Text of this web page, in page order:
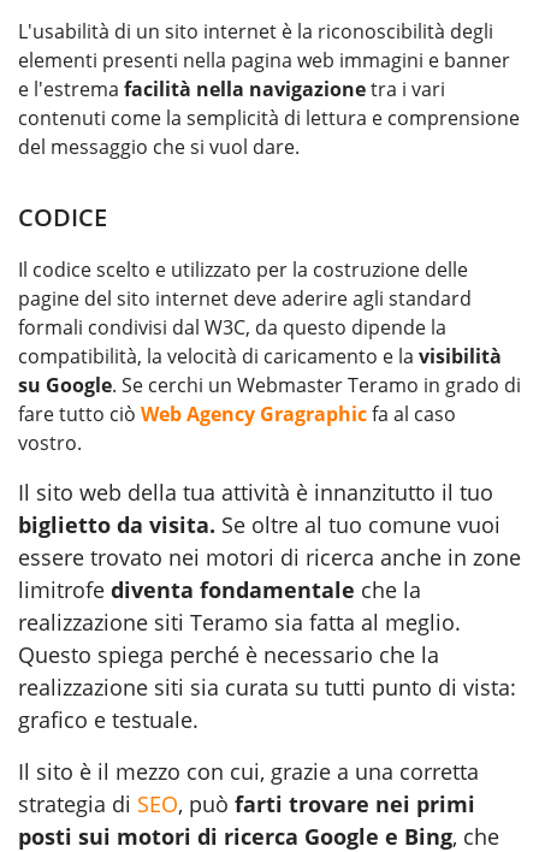
L'usabilità di un sito internet è la riconoscibilità degli
elementi presenti nella pagina web immagini e banner
e l'estrema facilità nella navigazionetra i vari
contenuti come la semplicità di lettura e comprensione
del messaggio che si vuol dare.
CODICE
Il codice scelto e utilizzato per la costruzione delle
pagine del sito internet deve aderire agli standard
formali condivisi dal W3C, da questo dipende la
compatibilità, la velocità di caricamento e la visibilità
su Google. Se cerchi un Webmaster Teramo in grado di
fare tutto ciò Web Agency Gragraphicfa al caso
vostro.
Il sito web della tua attività è innanzitutto il tuo
biglietto da visita. Se oltre al tuo comune vuoi
essere trovato nei motori di ricerca anche in zone
limitrofe diventa fondamentale che la
realizzazione siti Teramo sia fatta al meglio.
Questo spiega perché è necessario che la
realizzazione siti sia curata su tutti punto di vista:
grafico e testuale.
Il sito è il mezzo con cui, grazie a una corretta
strategia di SEO, può farti trovare nei primi
posti sui motori di ricerca Google e Bing, che